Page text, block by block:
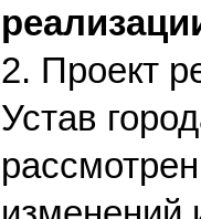
2. Проект
Устав